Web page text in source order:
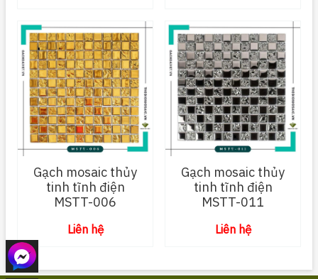
Gạch mosaic thủy
tinh tĩnh điện
MSTT-006
Liên hệ
Gạch mosaic thủy
tinh tĩnh điện
MSTT-011
Liên hệ